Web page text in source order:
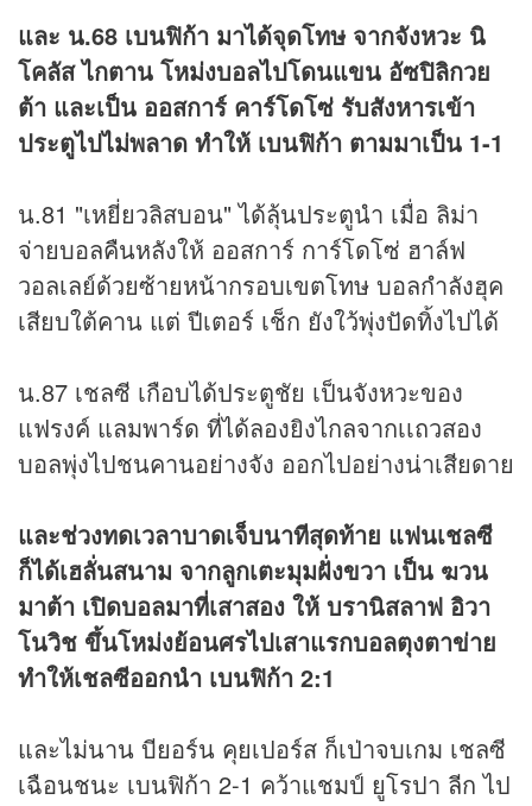
และ น.68 เบนฟิก้า มาได้จุดโทษ จากจังหวะ นิ
โคลัส ไกตาน โหม่งบอลไปโดนแขน อัซปิลิกวย
ต้า และเป็น ออสการ์ คาร์โดโซ่ รับสังหารเข้า
ประตูไปไม่พลาด ทำให้ เบนฟิก้า ตามมาเป็น 1-1
น.81 "เหยี่ยวลิสบอน" ได้ลุ้นประตูนำ เมื่อ ลิม่า
จ่ายบอลคืนหลังให้ ออสการ์ การ์โดโซ่ ฮาล์ฟ
วอลเลย์ด้วยซ้ายหน้ากรอบเขตโทษ บอลกำลังฮุค
เสียบใต้คาน แต่ ปีเตอร์ เช็ก ยังใว้พุ่งปัดทิ้งไปได้
น.87 เชลซี เกือบได้ประตูชัย เป็นจังหวะของ
แฟรงค์ แลมพาร์ด ที่ได้ลองยิงไกลจากเเถวสอง
บอลพุ่งไปชนคานอย่างจัง ออกไปอย่างน่าเสียดาย
และช่วงทดเวลาบาดเจ็บนาทีสุดท้าย แฟนเชลซี
ก็ได้เฮลั่นสนาม จากลูกเตะมุมฝั่งขวา เป็น ฆวน
มาต้า เปิดบอลมาที่เสาสอง ให้ บรานิสลาฟ อิวา
โนวิช ขึ้นโหม่งย้อนศรไปเสาแรกบอลตุงตาข่าย
ทำให้เชลซีออกนำ เบนฟิก้า 2:1
และไม่นาน บียอร์น คุยเปอร์ส ก็เป่าจบเกม เชลซี
เฉือนชนะ เบนฟิก้า 2-1 คว้าแชมป์ ยูโรปา ลีก ไป